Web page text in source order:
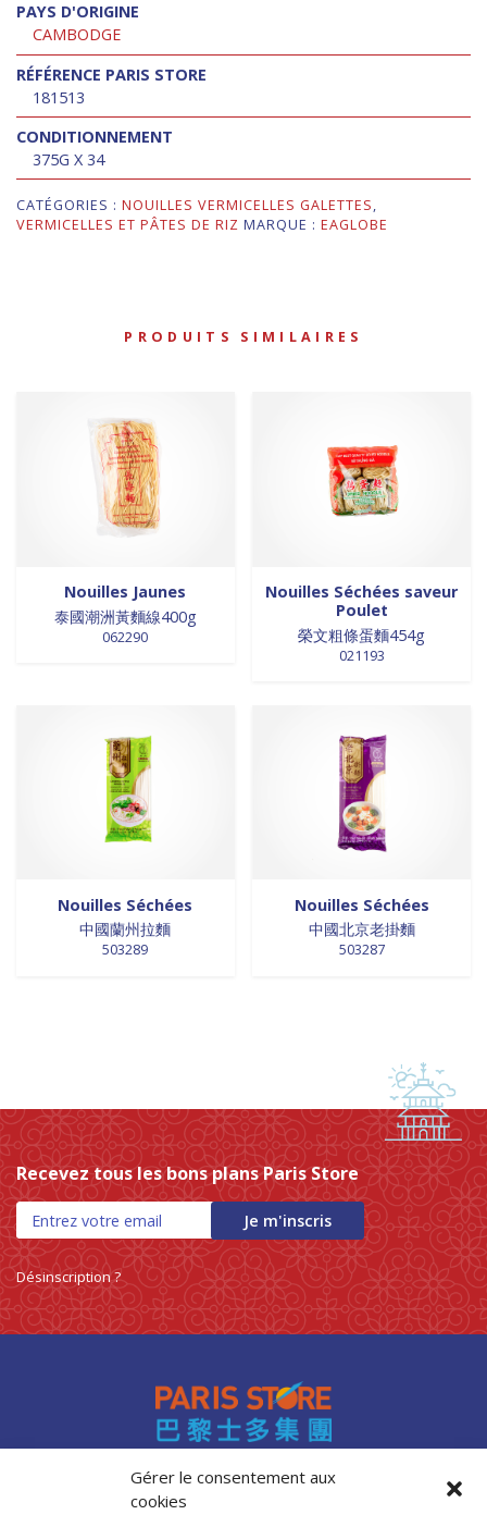
Gérer le consentement aux
cookies
PAYS D'ORIGINE
CAMBODGE
RÉFÉRENCE PARIS STORE
181513
CONDITIONNEMENT
375G X 34
CATÉGORIES : NOUILLES VERMICELLES GALETTES,
VERMICELLES ET PÂTES DE RIZ MARQUE : EAGLOBE
PRODUITS SIMILAIRES
Nouilles Jaunes
泰國潮洲黃麵線400g
062290
Nouilles Séchées saveur
Poulet
榮文粗條蛋麵454g
021193
Nouilles Séchées
中國蘭州拉麵
503289
Nouilles Séchées
中國北京老掛麵
503287
Recevez tous les bons plans Paris Store
Je m'inscris
Désinscription ?
Accès professionnels